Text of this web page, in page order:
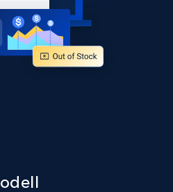
Jetzt anfangen
name, Manufacturer,